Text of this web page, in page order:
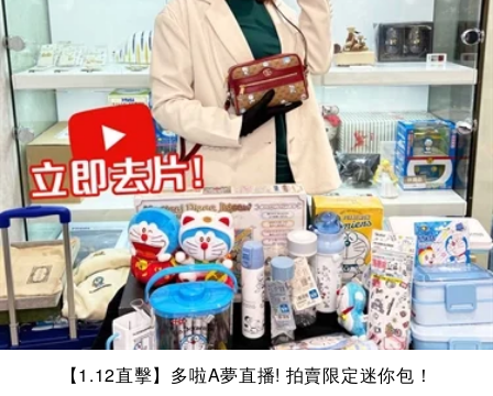
【1.12直擊】多啦A夢直播! 拍賣限定迷你包！